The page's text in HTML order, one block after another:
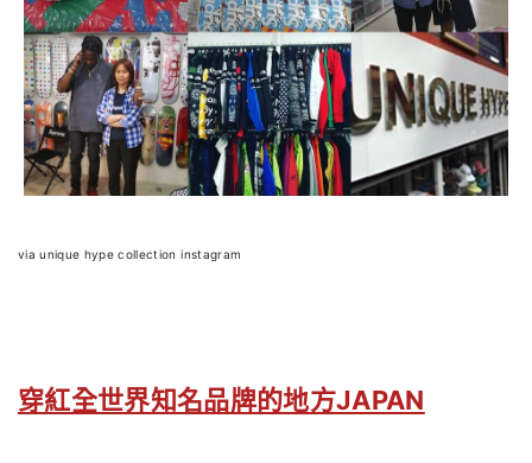
via unique hype collection instagram
穿紅全世界知名品牌的地方JAPAN